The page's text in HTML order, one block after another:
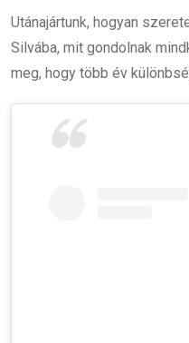
Utánajártunk, hogyan
Silvába, mit gondolnak
meg, hogy több év